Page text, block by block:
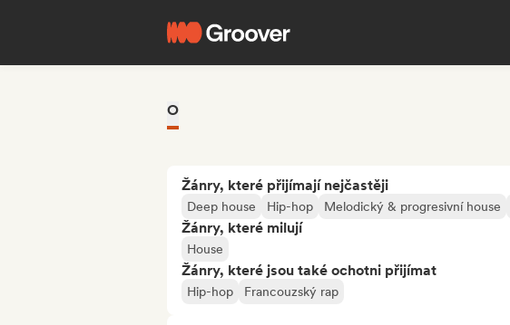
O
Žánry, které přijímají nejčastěji
Deep house Hip-hop Melodický & progresivní house
Žánry, které milují
House
Žánry, které jsou také ochotni přijímat
Hip-hop Francouzský rap